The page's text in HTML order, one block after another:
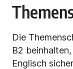
Die
B2
Englisch